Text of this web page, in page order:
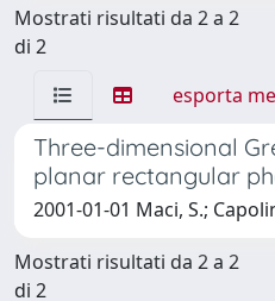
Mostrati risultati da 2 a 2
di 2
esporta
Three-dimensional
planar rectangular
2001-01-01 Maci, S.;
Mostrati risultati da 2 a 2
di 2